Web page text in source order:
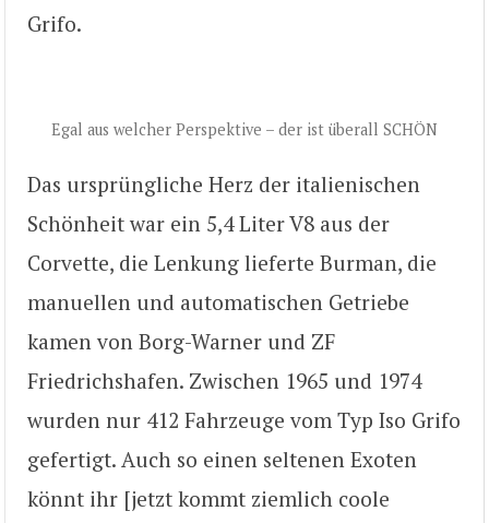
Grifo.
Egal aus welcher Perspektive – der ist überall SCHÖN
Das ursprüngliche Herz der italienischen
Schönheit war ein 5,4 Liter V8 aus der
Corvette, die Lenkung lieferte Burman, die
manuellen und automatischen Getriebe
kamen von Borg-Warner und ZF
Friedrichshafen. Zwischen 1965 und 1974
wurden nur 412 Fahrzeuge vom Typ Iso Grifo
gefertigt. Auch so einen seltenen Exoten
könnt ihr [jetzt kommt ziemlich coole